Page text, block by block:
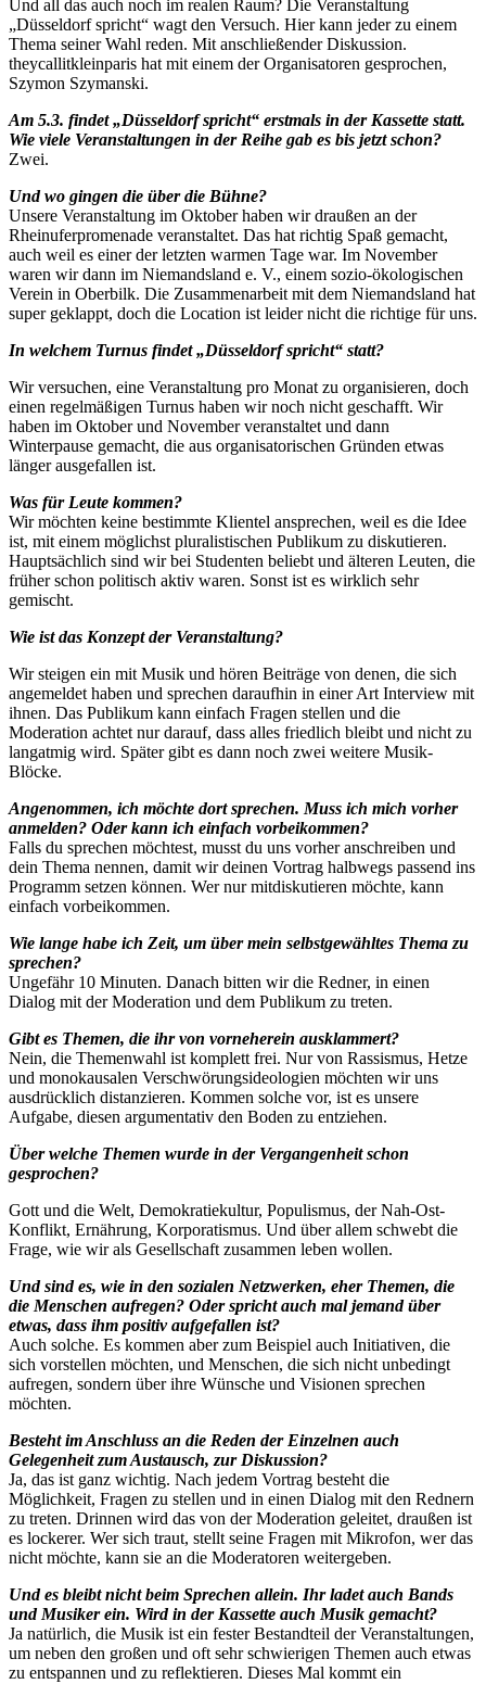
Und all das auch noch im realen Raum? Die Veranstaltung
„Düsseldorf spricht“ wagt den Versuch. Hier kann jeder zu einem
Thema seiner Wahl reden. Mit anschließender Diskussion.
theycallitkleinparis hat mit einem der Organisatoren gesprochen,
Szymon Szymanski.
Am 5.3. findet „Düsseldorf spricht“ erstmals in der Kassette statt.
Wie viele Veranstaltungen in der Reihe gab es bis jetzt schon?
Zwei.
Und wo gingen die über die Bühne?
Unsere Veranstaltung im Oktober haben wir draußen an der
Rheinuferpromenade veranstaltet. Das hat richtig Spaß gemacht,
auch weil es einer der letzten warmen Tage war. Im November
waren wir dann im Niemandsland e. V., einem sozio-ökologischen
Verein in Oberbilk. Die Zusammenarbeit mit dem Niemandsland hat
super geklappt, doch die Location ist leider nicht die richtige für uns.
In welchem Turnus findet „Düsseldorf spricht“ statt?
Wir versuchen, eine Veranstaltung pro Monat zu organisieren, doch
einen regelmäßigen Turnus haben wir noch nicht geschafft. Wir
haben im Oktober und November veranstaltet und dann
Winterpause gemacht, die aus organisatorischen Gründen etwas
länger ausgefallen ist.
Was für Leute kommen?
Wir möchten keine bestimmte Klientel ansprechen, weil es die Idee
ist, mit einem möglichst pluralistischen Publikum zu diskutieren.
Hauptsächlich sind wir bei Studenten beliebt und älteren Leuten, die
früher schon politisch aktiv waren. Sonst ist es wirklich sehr
gemischt.
Wie ist das Konzept der Veranstaltung?
Wir steigen ein mit Musik und hören Beiträge von denen, die sich
angemeldet haben und sprechen daraufhin in einer Art Interview mit
ihnen. Das Publikum kann einfach Fragen stellen und die
Moderation achtet nur darauf, dass alles friedlich bleibt und nicht zu
langatmig wird. Später gibt es dann noch zwei weitere Musik-
Blöcke.
Angenommen, ich möchte dort sprechen. Muss ich mich vorher
anmelden? Oder kann ich einfach vorbeikommen?
Falls du sprechen möchtest, musst du uns vorher anschreiben und
dein Thema nennen, damit wir deinen Vortrag halbwegs passend ins
Programm setzen können. Wer nur mitdiskutieren möchte, kann
einfach vorbeikommen.
Wie lange habe ich Zeit, um über mein selbstgewähltes Thema zu
sprechen?
Ungefähr 10 Minuten. Danach bitten wir die Redner, in einen
Dialog mit der Moderation und dem Publikum zu treten.
Gibt es Themen, die ihr von vorneherein ausklammert?
Nein, die Themenwahl ist komplett frei. Nur von Rassismus, Hetze
und monokausalen Verschwörungsideologien möchten wir uns
ausdrücklich distanzieren. Kommen solche vor, ist es unsere
Aufgabe, diesen argumentativ den Boden zu entziehen.
Über welche Themen wurde in der Vergangenheit schon
gesprochen?
Gott und die Welt, Demokratiekultur, Populismus, der Nah-Ost-
Konflikt, Ernährung, Korporatismus. Und über allem schwebt die
Frage, wie wir als Gesellschaft zusammen leben wollen.
Und sind es, wie in den sozialen Netzwerken, eher Themen, die
die Menschen aufregen? Oder spricht auch mal jemand über
etwas, dass ihm positiv aufgefallen ist?
Auch solche. Es kommen aber zum Beispiel auch Initiativen, die
sich vorstellen möchten, und Menschen, die sich nicht unbedingt
aufregen, sondern über ihre Wünsche und Visionen sprechen
möchten.
Besteht im Anschluss an die Reden der Einzelnen auch
Gelegenheit zum Austausch, zur Diskussion?
Ja, das ist ganz wichtig. Nach jedem Vortrag besteht die
Möglichkeit, Fragen zu stellen und in einen Dialog mit den Rednern
zu treten. Drinnen wird das von der Moderation geleitet, draußen ist
es lockerer. Wer sich traut, stellt seine Fragen mit Mikrofon, wer das
nicht möchte, kann sie an die Moderatoren weitergeben.
Und es bleibt nicht beim Sprechen allein. Ihr ladet auch Bands
und Musiker ein. Wird in der Kassette auch Musik gemacht?
Ja natürlich, die Musik ist ein fester Bestandteil der Veranstaltungen,
um neben den großen und oft sehr schwierigen Themen auch etwas
zu entspannen und zu reflektieren. Dieses Mal kommt ein